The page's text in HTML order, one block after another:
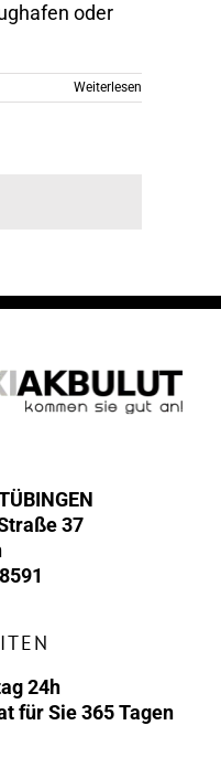
oder
Weiterlesen
37
24h
für Sie 365 Tagen